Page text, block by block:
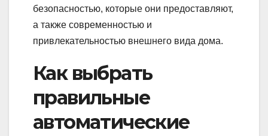
безопасностью, которые они предоставляют,
а также современностью и
привлекательностью внешнего вида дома.
Как выбрать
правильные
автоматические